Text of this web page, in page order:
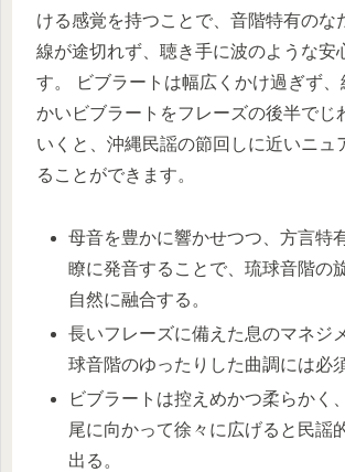
ける感覚を持つことで、音階特有のな
線が途切れず、聴き手に波のような安
す。 ビブラートは幅広くかけ過ぎず、
かいビブラートをフレーズの後半でじ
いくと、沖縄民謡の節回しに近いニュ
ることができます。
母音を豊かに響かせつつ、方言特
瞭に発音することで、琉球音階の
自然に融合する。
長いフレーズに備えた息のマネジ
球音階のゆったりした曲調には必須
ビブラートは控えめかつ柔らかく
尾に向かって徐々に広げると民謡
出る。